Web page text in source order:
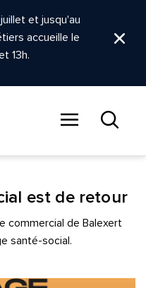
et jusqu'au
accueille le
13h.
est de retour
commercial de Balexert
santé-social.